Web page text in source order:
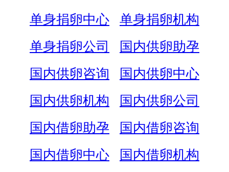
单身捐卵中心
单身捐卵机构
单身捐卵公司
国内供卵助孕
国内供卵咨询
国内供卵中心
国内供卵机构
国内供卵公司
国内借卵助孕
国内借卵咨询
国内借卵中心
国内借卵机构